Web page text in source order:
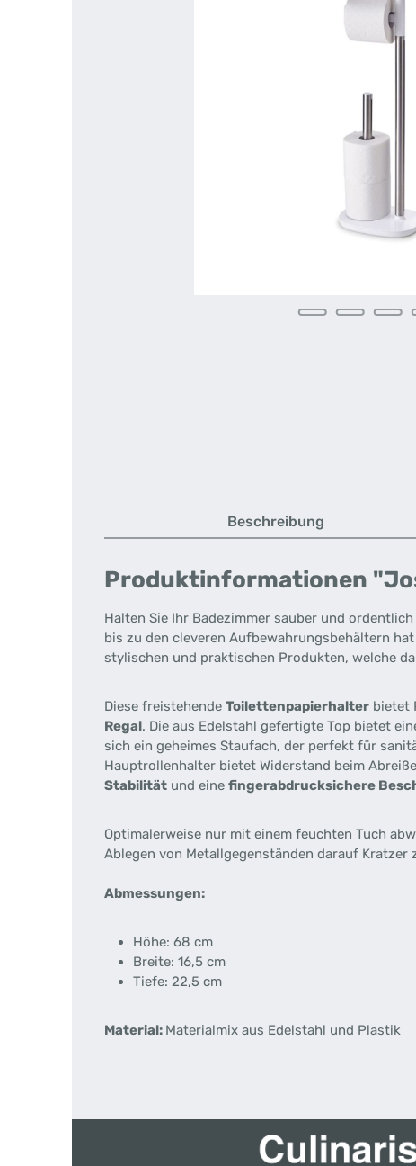
Beschreibung
Produktinformationen
Halten Sie Ihr Badezimmer sauber und
bis zu den cleveren Aufbewahrungsbehältern
stylischen und praktischen Produkten, welche
Diese freistehende Toilettenpapierhalter bietet
Regal. Die aus Edelstahl gefertigte Top bietet
sich ein geheimes Staufach, der perfekt für
Hauptrollenhalter bietet Widerstand beim
Stabilität und eine fingerabdrucksichere
Optimalerweise nur mit einem feuchten Tuch
Ablegen von Metallgegenständen darauf Kratzer
Abmessungen:
Höhe: 68 cm
Breite: 16,5 cm
Tiefe: 22,5 cm
Material: Materialmix aus Edelstahl und Plastik